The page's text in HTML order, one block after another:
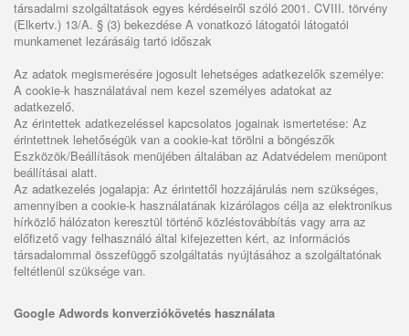
társadalmi szolgáltatások egyes kérdéseiről szóló 2001. CVIII. törvény
(Elkertv.) 13/A. § (3) bekezdése A vonatkozó látogatói látogatói
munkamenet lezárásáig tartó időszak
Az adatok megismerésére jogosult lehetséges adatkezelők személye:
A cookie-k használatával nem kezel személyes adatokat az
adatkezelő.
Az érintettek adatkezeléssel kapcsolatos jogainak ismertetése: Az
érintettnek lehetőségük van a cookie-kat törölni a böngészők
Eszközök/Beállítások menüjében általában az Adatvédelem menüpont
beállításai alatt.
Az adatkezelés jogalapja: Az érintettől hozzájárulás nem szükséges,
amennyiben a cookie-k használatának kizárólagos célja az elektronikus
hírközlő hálózaton keresztül történő közléstovábbítás vagy arra az
előfizető vagy felhasználó által kifejezetten kért, az információs
társadalommal összefüggő szolgáltatás nyújtásához a szolgáltatónak
feltétlenül szüksége van.
Google Adwords konverziókövetés használata